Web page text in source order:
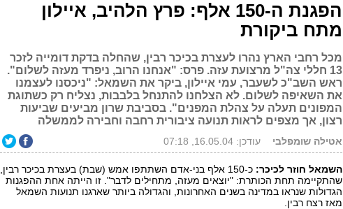
הפגנת ה-150 אלף: פרץ הלהיב, איילון
מתח ביקורת
מכל רחבי הארץ נהרו לעצרת בכיכר רבין, שהחלה בדקת דומייה לזכר
13 חללי צה"ל מרצועת עזה. פרס: "אנחנו הרוב, ניפרד מעזה לשלום".
ראש השב"כ לשעבר, עמי איילון, ביקר את השמאל: "ניכסנו לעצמנו
את השאיפה לשלום. לא הצלחנו להתנחל בלבבות, נצליח רק כשתוגת
המפונים תעלה על צהלת המפנים". בסביבת שרון מביעים שביעות
רצון, אך מצפים לראות תנועה ציבורית רחבה וחבירה לממשלה
אטילה שומפלבי עודכן: 16.05.04, 07:18
השמאל חוזר לכיכר:
כ-150 אלף בני-אדם השתתפו אמש (שבת) בעצרת בכיכר רבין,
שהתקיימה תחת הכותרת: "יוצאים מעזה, מתחילים לדבר". זו הייתה אחת ההפגנות
הגדולות שנראו במדינה בשנים האחרונות, והגדולה ביותר שארגנו תנועות השמאל
מאז רצח רבין.